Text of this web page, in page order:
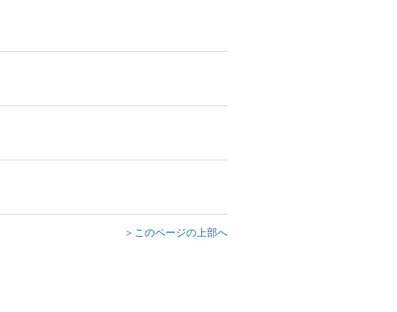
＞このページの上部へ